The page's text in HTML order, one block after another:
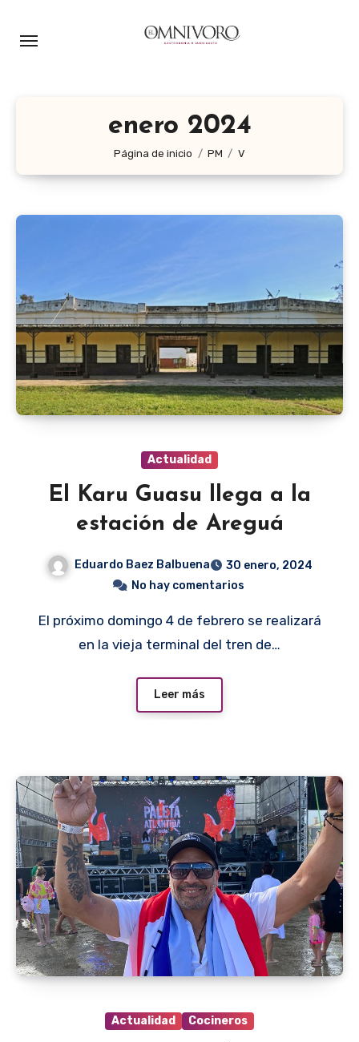
enero 2024
Página de inicio PM V
Actualidad
El Karu Guasu llega a la
estación de Areguá
Eduardo Baez Balbuena
30 enero, 2024
No hay comentarios
El próximo domingo 4 de febrero se realizará
en la vieja terminal del tren de…
Leer más
Actualidad Cocineros